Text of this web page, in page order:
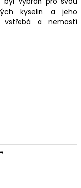
kyselin a jeho
vstřebá a nemastí